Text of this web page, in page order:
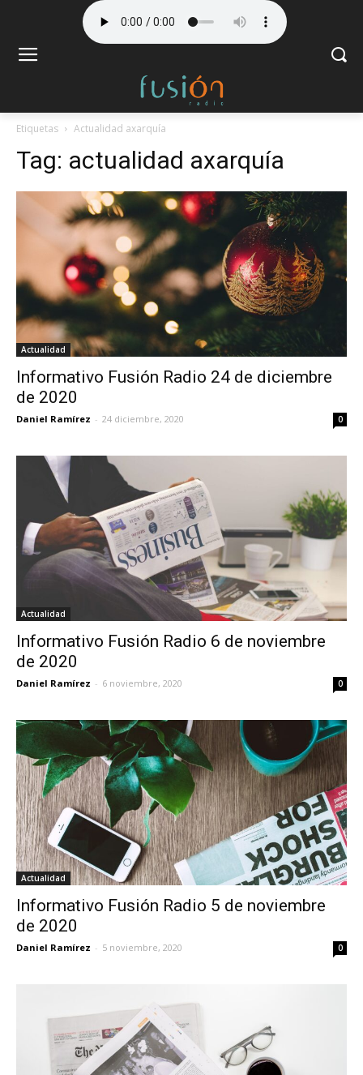
Etiquetas Actualidad axarquía
Tag: actualidad axarquía
Actualidad
Informativo Fusión Radio 24 de diciembre
de 2020
Daniel Ramírez - 24 diciembre, 2020 0
Actualidad
Informativo Fusión Radio 6 de noviembre
de 2020
Daniel Ramírez - 6 noviembre, 2020 0
Actualidad
Informativo Fusión Radio 5 de noviembre
de 2020
Daniel Ramírez - 5 noviembre, 2020 0